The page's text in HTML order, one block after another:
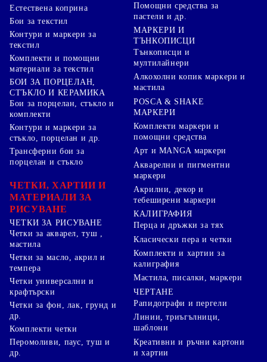
Естествена коприна
Бои за текстил
Контури и маркери за
текстил
Комплекти и помощни
материали за текстил
БОИ ЗА ПОРЦЕЛАН,
СТЪКЛО И КЕРАМИКА
Бои за порцелан, стъкло и
комплекти
Контури и маркери за
стъкло, порцелан и др.
Трансферни бои за
порцелан и стъкло
ЧЕТКИ, ХАРТИИ И
МАТЕРИАЛИ ЗА
РИСУВАНЕ
ЧЕТКИ ЗА РИСУВАНЕ
Четки за акварел, туш ,
мастила
Четки за масло, акрил и
темпера
Четки универсални и
крафтърски
Четки за фон, лак, грунд и
др.
Комплекти четки
Помощни средства за
пастели и др.
МАРКЕРИ И
ТЪНКОПИСЦИ
Тънкописци и
мултилайнери
Алкохолни копик маркери и
мастила
POSCA & SHAKE
МАРКЕРИ
Комплекти маркери и
помощни средства
Арт и MANGA маркери
Акварелни и пигментни
маркери
Акрилни, декор и
тебеширени маркери
КАЛИГРАФИЯ
Перца и дръжки за тях
Класически пера и четки
Комплекти и хартии за
калиграфия
Мастила, писалки, маркери
ЧЕРТАНЕ
Рапидографи и пергели
Линии, триъгълници,
шаблони
Перомоливи, паус, туш и
др.
Креативни и ръчни картони
и хартии